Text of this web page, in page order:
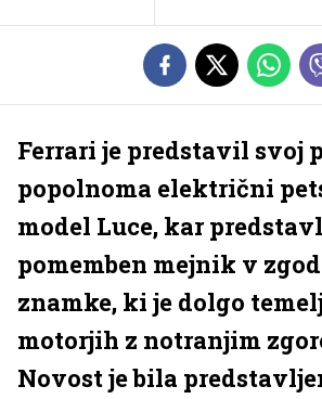
Ferrari je predstavil svoj
popolnoma električni
model Luce, kar
pomemben mejnik v
znamke, ki je dolgo
motorjih z notranjim
Novost je bila